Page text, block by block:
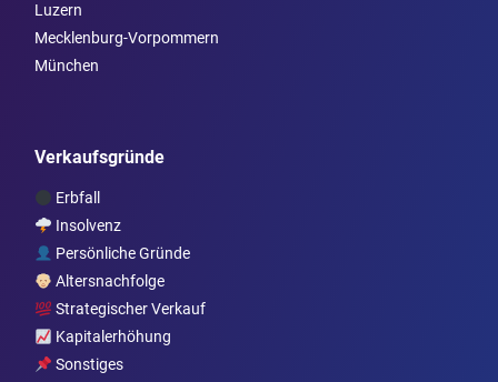
Luzern
Mecklenburg-Vorpommern
München
Verkaufsgründe
Erbfall
Insolvenz
Persönliche Gründe
Altersnachfolge
Strategischer Verkauf
Kapitalerhöhung
Sonstiges